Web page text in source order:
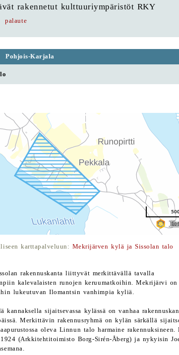
rakennetut kulttuuriympäristöt RKY
palaute
Pohjois-Karjala
karttapalveluun: Mekrijärven kylä ja Sissolan talo
rakennuskanta liittyvät merkittävällä tavalla
kalevalaisten runojen keruumatkoihin. Mekrijärvi on
lukeutuvan Ilomantsin vanhimpia kyliä.
sijaitsevassa kylässä on vanhaa
Merkittävin rakennusryhmä on kylän särkällä
oleva Linnun talo harmaine rakennuksineen.
(Arkkitehtitoimisto Borg-Sirén-Åberg) ja nykyisin